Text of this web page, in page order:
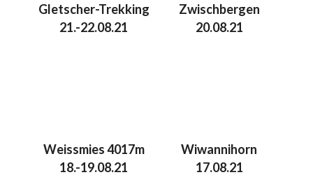
Gletscher-Trekking
21.-22.08.21
Zwischbergen
20.08.21
Weissmies 4017m
18.-19.08.21
Wiwannihorn
17.08.21